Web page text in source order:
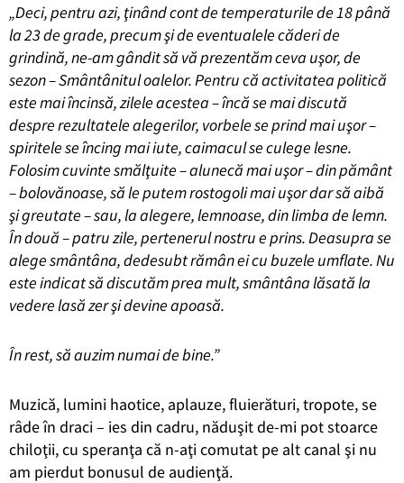
„Deci, pentru azi, ţinând cont de temperaturile de 18 până
la 23 de grade, precum şi de eventualele căderi de
grindină, ne-am gândit să vă prezentăm ceva uşor, de
sezon – Smântânitul oalelor. Pentru că activitatea politică
este mai încinsă, zilele acestea – încă se mai discută
despre rezultatele alegerilor, vorbele se prind mai uşor –
spiritele se încing mai iute, caimacul se culege lesne.
Folosim cuvinte smălţuite – alunecă mai uşor – din pământ
– bolovănoase, să le putem rostogoli mai uşor dar să aibă
şi greutate – sau, la alegere, lemnoase, din limba de lemn.
În două – patru zile, pertenerul nostru e prins. Deasupra se
alege smântâna, dedesubt rămân ei cu buzele umflate. Nu
este indicat să discutăm prea mult, smântâna lăsată la
vedere lasă zer şi devine apoasă.
În rest, să auzim numai de bine.”
Muzică, lumini haotice, aplauze, fluierături, tropote, se
râde în draci – ies din cadru, năduşit de-mi pot stoarce
chiloţii, cu speranţa că n-aţi comutat pe alt canal şi nu
am pierdut bonusul de audienţă.